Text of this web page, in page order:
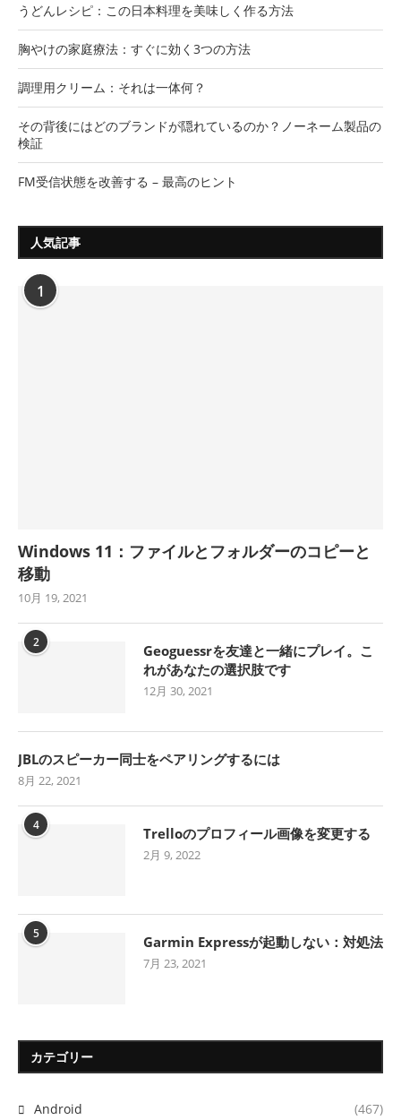
うどんレシピ：この日本料理を美味しく作る方法
胸やけの家庭療法：すぐに効く3つの方法
調理用クリーム：それは一体何？
その背後にはどのブランドが隠れているのか？ノーネーム製品の
検証
FM受信状態を改善する – 最高のヒント
人気記事
1
Windows 11：ファイルとフォルダーのコピーと
移動
10月 19, 2021
2
Geoguessrを友達と一緒にプレイ。こ
れがあなたの選択肢です
12月 30, 2021
JBLのスピーカー同士をペアリングするには
8月 22, 2021
4 Trelloのプロフィール画像を変更する
2月 9, 2022
5 Garmin Expressが起動しない：対処法
7月 23, 2021
カテゴリー
Android (467)